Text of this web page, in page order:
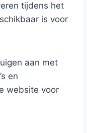
tijdens het
is voor
aan met
en
website voor